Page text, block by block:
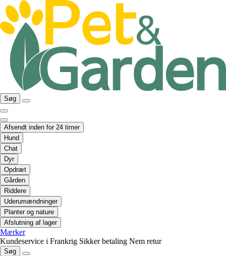
Søg
Afsendt inden for 24 timer
Hund
Chat
Dyr
Opdræt
Gården
Riddere
Uderumændninger
Planter og nature
Afslutning af lager
Mærker
Kundeservice i Frankrig Sikker betaling Nem retur
Søg